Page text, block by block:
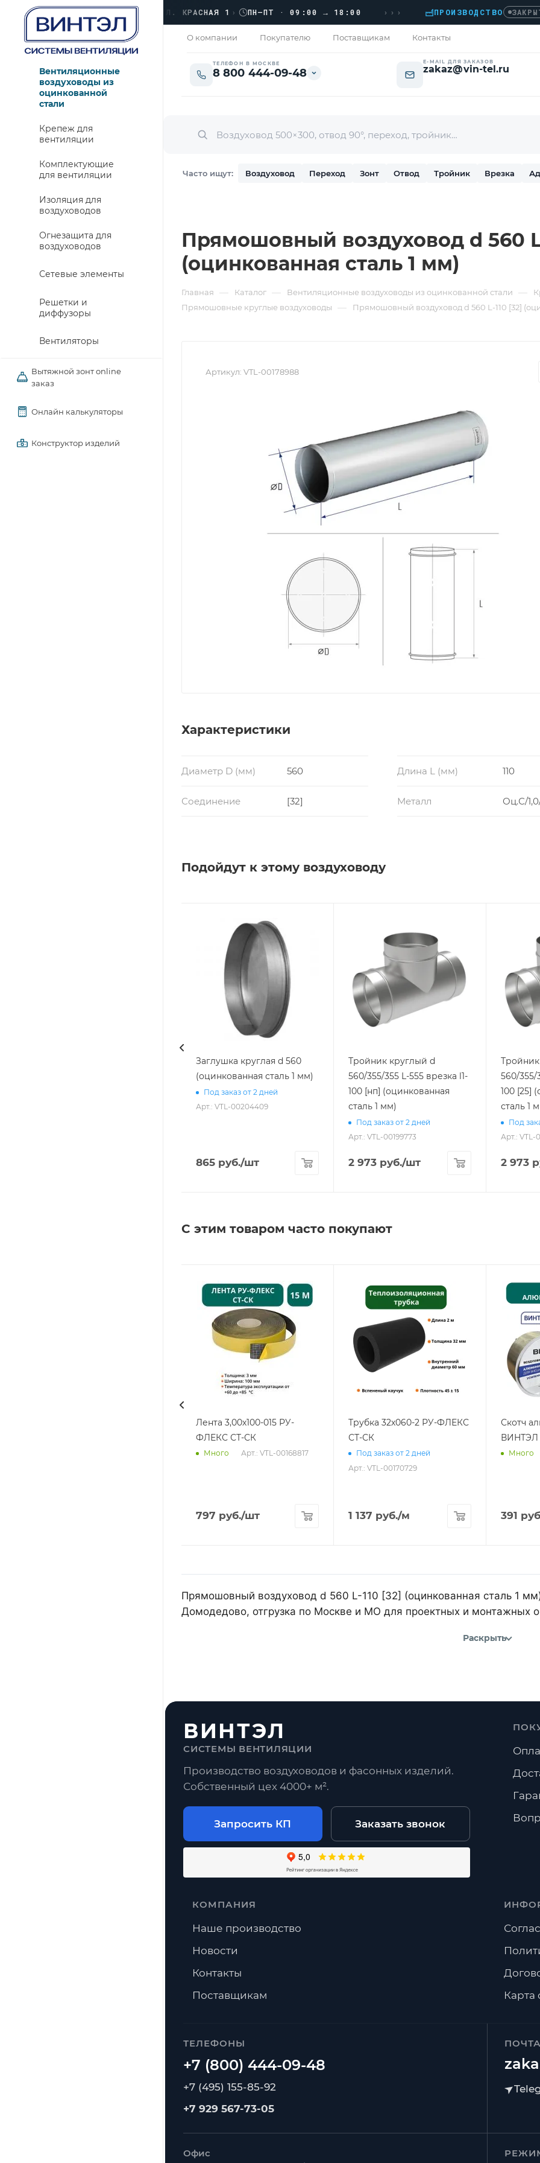
ЗАКРЫТО › ЛЮБЕРЦЫ, УЛ. КРАСНАЯ 1› ПН–ПТ · 09:00 → 18:00 ››› ПРОИЗВОДСТВО ЗАКРЫТО ›
О компании Покупателю Поставщикам Контакты
ТЕЛЕФОН В МОСКВЕ
8 800 444-09-48
E-MAIL ДЛЯ ЗАКАЗОВ
zakaz@vin-tel.ru
Часто ищут: Воздуховод Переход Зонт Отвод Тройник Врезка
Вентиляционные
воздуховоды из
оцинкованной
стали
Крепеж для
вентиляции
Комплектующие
для вентиляции
Изоляция для
воздуховодов
Огнезащита для
воздуховодов
Сетевые элементы
Решетки и
диффузоры
Вентиляторы
Вытяжной зонт online
заказ
Онлайн калькуляторы
Конструктор изделий
Прямошовный воздуховод d 560
(оцинкованная сталь 1 мм)
Главная — Каталог — Вентиляционные воздуховоды из оцинкованной стали —
Прямошовные круглые воздуховоды
— Прямошовный воздуховод d 560 L-110 [32]
Артикул: VTL-00178988
Характеристики
Диаметр D (мм) 560 Длина L (мм) 110
Соединение [32] Металл Оц.С/
Подойдут к этому воздуховоду
Заглушка круглая d 560
(оцинкованная сталь 1 мм)
Под заказ от 2 дней
Арт.: VTL-00204409
865 руб./шт
Тройник круглый d
560/355/355 L-555 врезка l1-
100 [нп] (оцинкованная
сталь 1 мм)
Под заказ от 2 дней
Арт.: VTL-00199773
2 973 руб./шт
560/355/
100 [25]
сталь 1
Под
Арт.: VTL-
2 973
С этим товаром часто покупают
Лента 3,00х100-015 РУ-
ФЛЕКС СТ-СК
Много Арт.: VTL-00168817
797 руб./шт
Трубка 32х060-2 РУ-ФЛЕКС
СТ-СК
Под заказ от 2 дней
Арт.: VTL-00170729
1 137 руб./м
Скотч
ВИНТЭЛ
Много
391
Прямошовный воздуховод d 560 L-110 [32] (оцинкованная сталь 1
Домодедово, отгрузка по Москве и МО для проектных и монтажных
Раскрыть
ВИНТЭЛ
СИСТЕМЫ ВЕНТИЛЯЦИИ
Производство воздуховодов и фасонных изделий.
Собственный цех 4000+ м².
Запросить КП Заказать звонок
ТЕЛЕФОНЫ
+7 (495) 155-85-92
+7 929 567-73-05
Офис
КОМПАНИЯ
Наше производство
Новости
Контакты
Поставщикам
Карта